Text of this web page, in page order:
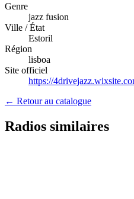
Genre
jazz fusion
Ville / État
Estoril
Région
lisboa
Site officiel
https://
← Retour au catalogue
Radios similaires